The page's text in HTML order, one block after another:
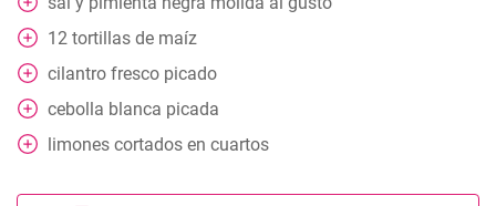
12 tortillas de maíz
cilantro fresco picado
cebolla blanca picada
limones cortados en cuartos